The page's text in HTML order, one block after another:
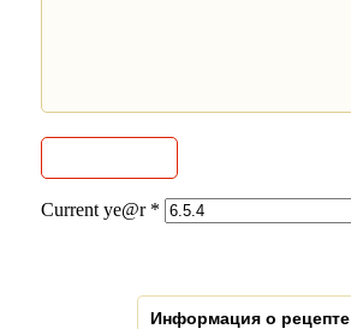
Current ye@r *
Информация о рецепте